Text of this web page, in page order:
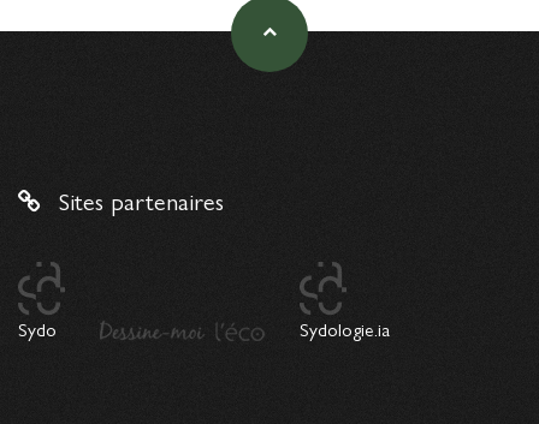
Sites partenaires
Sydo Sydologie.ia